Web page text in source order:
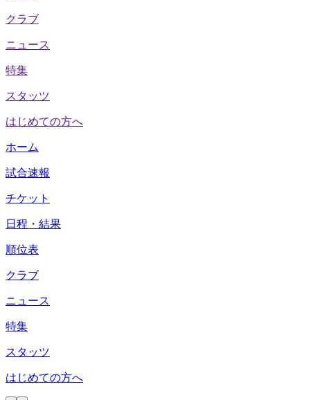
クラブ
ニュース
特集
スタッツ
はじめての方へ
ホーム
試合速報
チケット
日程・結果
順位表
クラブ
ニュース
特集
スタッツ
はじめての方へ